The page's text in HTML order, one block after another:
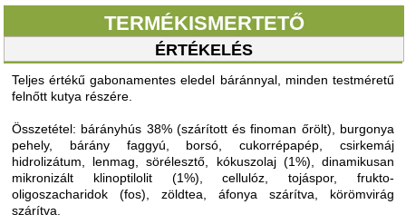
TERMÉKISMERTETŐ
ÉRTÉKELÉS
Teljes értékű gabonamentes eledel báránnyal, minden testméretű
felnőtt kutya részére.
Összetétel: bárányhús 38% (szárított és finoman őrölt), burgonya
pehely, bárány faggyú, borsó, cukorrépapép, csirkemáj
hidrolizátum, lenmag, sörélesztő, kókuszolaj (1%), dinamikusan
mikronizált klinoptilolit (1%), cellulóz, tojáspor, frukto-
oligoszacharidok (fos), zöldtea, áfonya szárítva, körömvirág
szárítva.